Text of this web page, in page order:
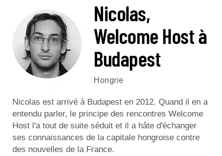
Nicolas,
Welcome Host à
Budapest
Hongrie
Nicolas est arrivé à Budapest en 2012. Quand il en a
entendu parler, le principe des rencontres Welcome
Host l'a tout de suite séduit et il a hâte d'échanger
ses connaissances de la capitale hongroise contre
des nouvelles de la France.